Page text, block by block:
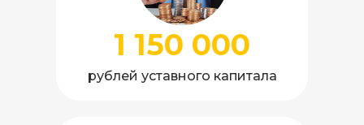
1 150 000
рублей уставного капитала